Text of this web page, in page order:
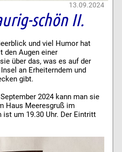
13.09.2024
schön II.
und viel Humor hat
den Augen einer
über das, was es auf der
an Erheiterndem und
gibt.
2024 kann man sie
Haus Meeresgruß im
ist um 19.30 Uhr. Der Eintritt